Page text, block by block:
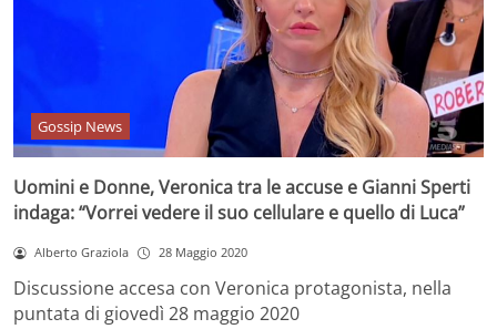
Gossip News
Uomini e Donne, Veronica tra le accuse e Gianni Sperti
indaga: “Vorrei vedere il suo cellulare e quello di Luca”
Alberto Graziola 28 Maggio 2020
Discussione accesa con Veronica protagonista, nella
puntata di giovedì 28 maggio 2020